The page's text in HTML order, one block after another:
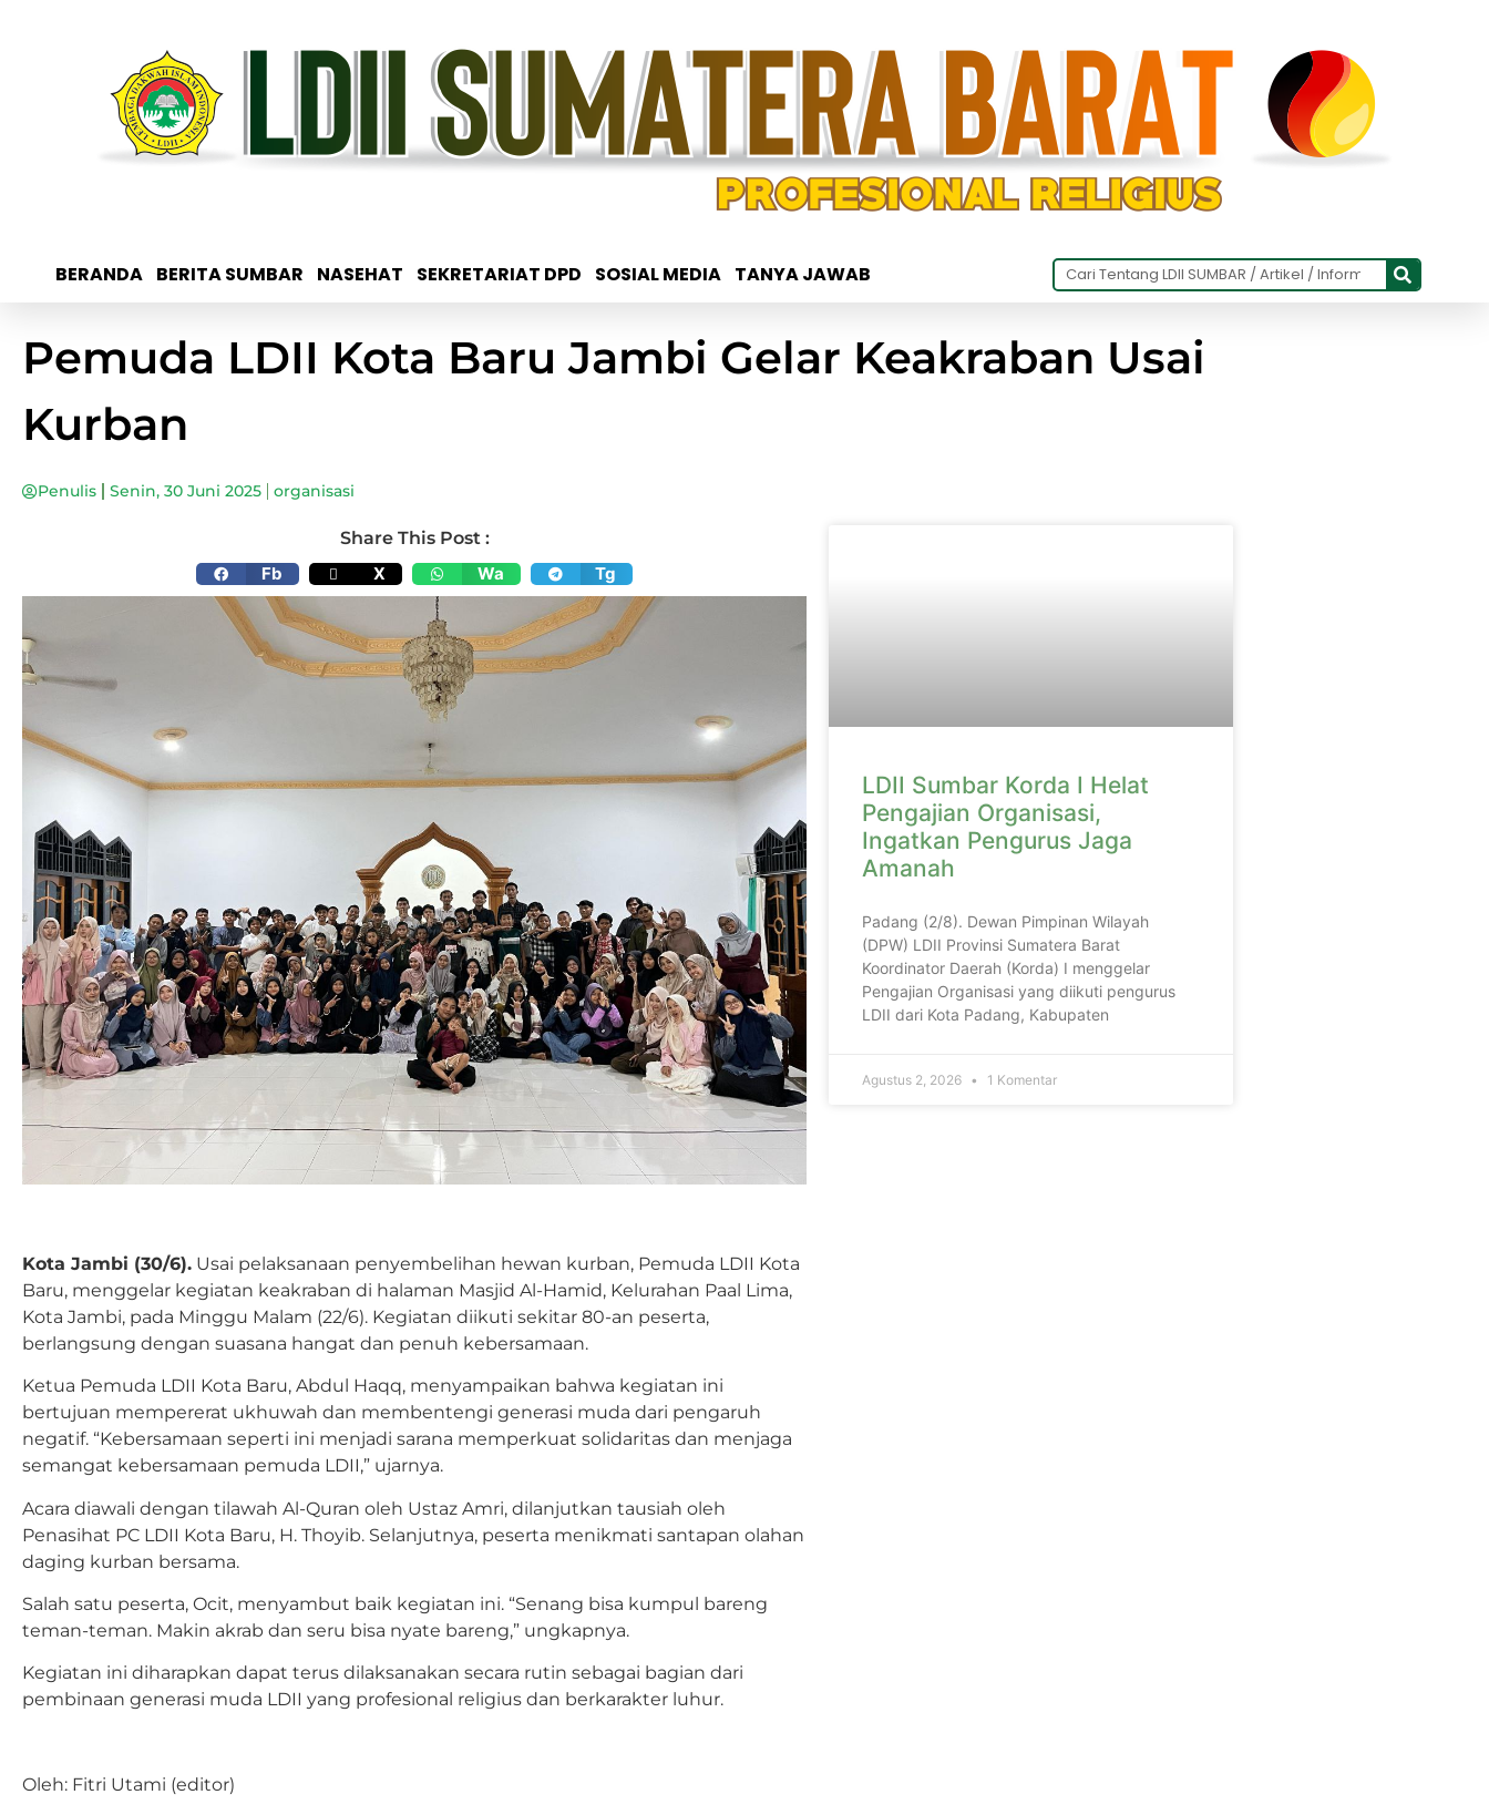
BERANDA BERITA SUMBAR NASEHAT SEKRETARIAT DPD SOSIAL MEDIA TANYA JAWAB
Pemuda LDII Kota Baru Jambi Gelar Keakraban Usai
Kurban
Penulis Senin, 30 Juni 2025 organisasi
Share This Post :
Fb
X Wa Tg
Kota Jambi (30/6). Usai pelaksanaan penyembelihan hewan kurban, Pemuda LDII Kota
Baru, menggelar kegiatan keakraban di halaman Masjid Al-Hamid, Kelurahan Paal Lima,
Kota Jambi, pada Minggu Malam (22/6). Kegiatan diikuti sekitar 80-an peserta,
berlangsung dengan suasana hangat dan penuh kebersamaan.
Ketua Pemuda LDII Kota Baru, Abdul Haqq, menyampaikan bahwa kegiatan ini
bertujuan mempererat ukhuwah dan membentengi generasi muda dari pengaruh
negatif. “Kebersamaan seperti ini menjadi sarana memperkuat solidaritas dan menjaga
semangat kebersamaan pemuda LDII,” ujarnya.
Acara diawali dengan tilawah Al-Quran oleh Ustaz Amri, dilanjutkan tausiah oleh
Penasihat PC LDII Kota Baru, H. Thoyib. Selanjutnya, peserta menikmati santapan olahan
daging kurban bersama.
Salah satu peserta, Ocit, menyambut baik kegiatan ini. “Senang bisa kumpul bareng
teman-teman. Makin akrab dan seru bisa nyate bareng,” ungkapnya.
Kegiatan ini diharapkan dapat terus dilaksanakan secara rutin sebagai bagian dari
pembinaan generasi muda LDII yang profesional religius dan berkarakter luhur.
Oleh: Fitri Utami (editor)
LDII Sumbar Korda I Helat
Pengajian Organisasi,
Ingatkan Pengurus Jaga
Amanah
Padang (2/8). Dewan Pimpinan Wilayah
(DPW) LDII Provinsi Sumatera Barat
Koordinator Daerah (Korda) I menggelar
Pengajian Organisasi yang diikuti pengurus
LDII dari Kota Padang, Kabupaten
Agustus 2, 2026 1 Komentar